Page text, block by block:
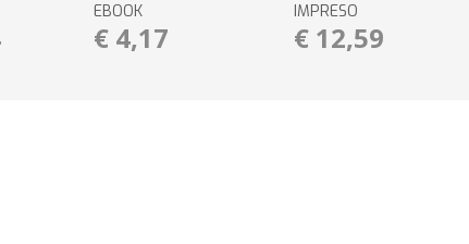
EBOOK
€ 4,17
IMPRESO
€ 12,59